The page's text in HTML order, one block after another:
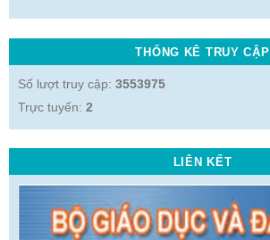
THỐNG KÊ TRUY CẬP
Số lượt truy cập: 3553975
Trực tuyến: 2
LIÊN KẾT